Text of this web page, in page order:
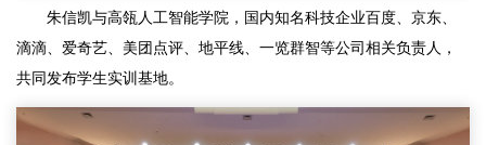
朱信凯与高瓴人工智能学院，国内知名科技企业百度、京东、
滴滴、爱奇艺、美团点评、地平线、一览群智等公司相关负责人，
共同发布学生实训基地。